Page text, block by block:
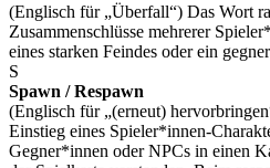
(Englisch für „Überfall“) Das Wort
Zusammenschlüsse mehrerer
eines starken Feindes oder ein
S
Spawn / Respawn
(Englisch für „(erneut)
Einstieg eines Spieler*innen-
Gegner*innen oder NPCs in einen